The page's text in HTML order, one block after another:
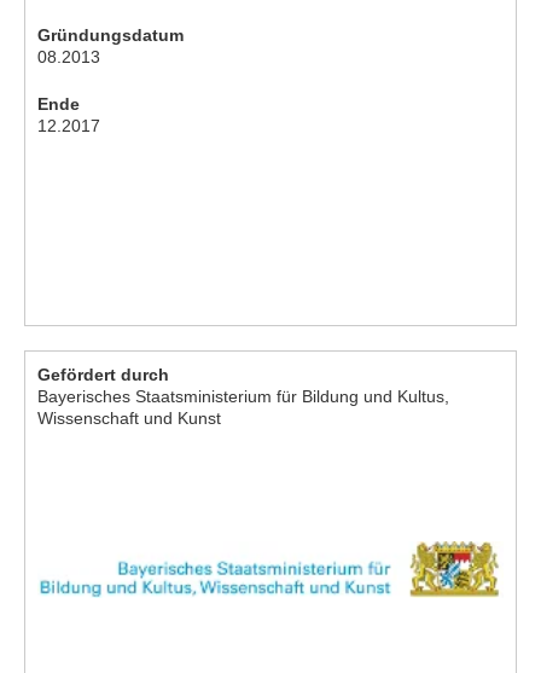
Gründungsdatum
08.2013
Ende
12.2017
Gefördert durch
Bayerisches Staatsministerium für Bildung und Kultus,
Wissenschaft und Kunst